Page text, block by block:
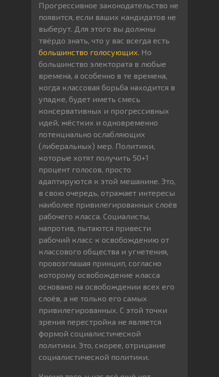
Прогрессивное законодательство не
появится, если ваших кандидатов не
выберут. Для этого вы должны
твёрдо знать, что у вас всегда есть
большинство голосующих. Но
большинство электората в любые
времена, а особенно в те времена,
когда классовая борьба находится в
упадке, будет иметь смесь
консервативных и прогрессивных
идей, жёстких и одновременно
потенциально ослабляющих
(либеральных) мер. Политики,
которые хотят получить 50+1
процент голосов, просто
адаптируются к этой мешанине. Это,
в свою очередь, отражает интересы
наиболее привилегированных слоёв
рабочего класса. Социалисты,
напротив, пытаются привести
рабочий класс к освобождению от
классового общества и угнетения,
провозглашая принцип, согласно
которому освобождение класса
основано на освобождении всех его
слоёв, а не только его самых
привилегированных. С этой точки
зрения перестройка не является
формой социалистической
политики. Это, скорее, отрицание
социалистической политики.